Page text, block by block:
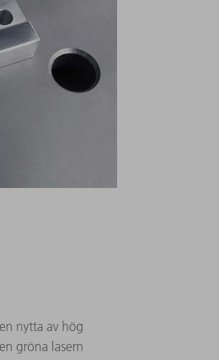
nytta av hög
gröna lasern